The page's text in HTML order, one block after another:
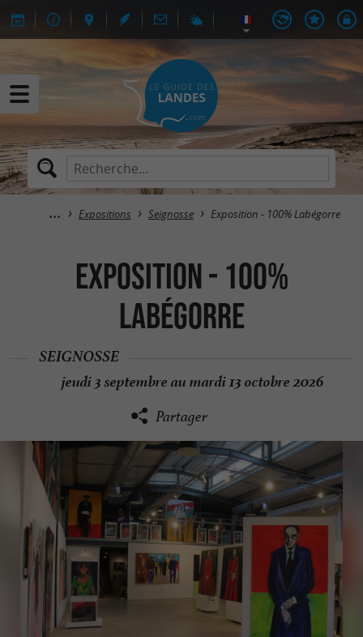
Expositions Seignosse Exposition - 100% Labégorre
Exposition - 100%
Labégorre
SEIGNOSSE
jeudi 3 septembre au mardi 13 octobre 2026
Partager